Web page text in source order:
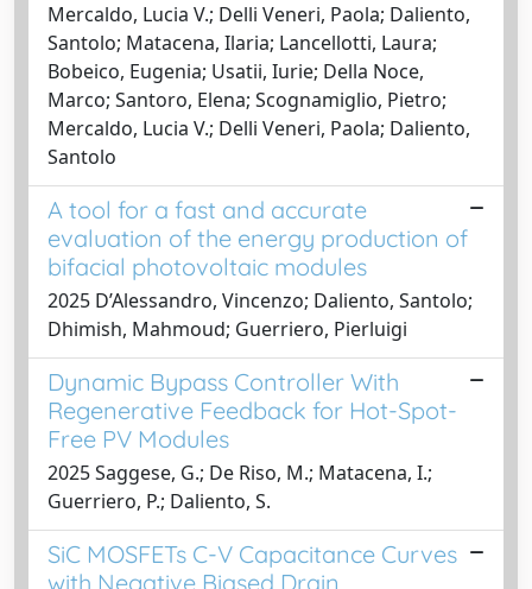
Mercaldo, Lucia V.; Delli Veneri, Paola; Daliento,
Santolo; Matacena, Ilaria; Lancellotti, Laura;
Bobeico, Eugenia; Usatii, Iurie; Della Noce,
Marco; Santoro, Elena; Scognamiglio, Pietro;
Mercaldo, Lucia V.; Delli Veneri, Paola; Daliento,
Santolo
A tool for a fast and accurate
evaluation of the energy production of
bifacial photovoltaic modules
2025 D’Alessandro, Vincenzo; Daliento, Santolo;
Dhimish, Mahmoud; Guerriero, Pierluigi
Dynamic Bypass Controller With
Regenerative Feedback for Hot-Spot-
Free PV Modules
2025 Saggese, G.; De Riso, M.; Matacena, I.;
Guerriero, P.; Daliento, S.
SiC MOSFETs C-V Capacitance Curves
with Negative Biased Drain